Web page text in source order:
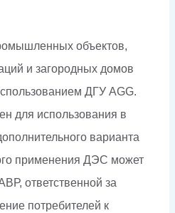
объектов,
и загородных домов
ДГУ AGG.
для использования в
варианта
применения ДЭС может
ответственной за
потребителей к